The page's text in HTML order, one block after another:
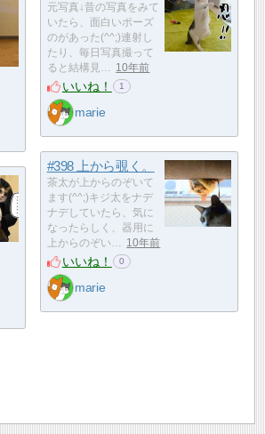
元写真↓昔の写真をみて
いたら、面白いポーズ
のがあった(^^;)連射し
たり、毎日写真撮って
ると結構見… 10年前
いいね！ 1
marie
#398 上から覗く。
茶太が上からのぞいて
ます(^^;)キジ太をナデ
ナデしていたら、気に
なったらしく、器用に
上からのぞい… 10年前
いいね！ 0
marie